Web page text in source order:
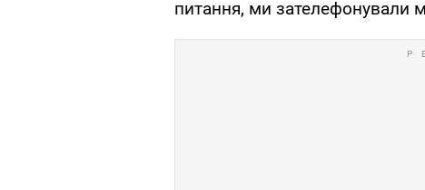
питання, ми зателефонували